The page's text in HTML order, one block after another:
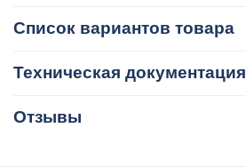
Список вариантов товара
Техническая документация
Отзывы